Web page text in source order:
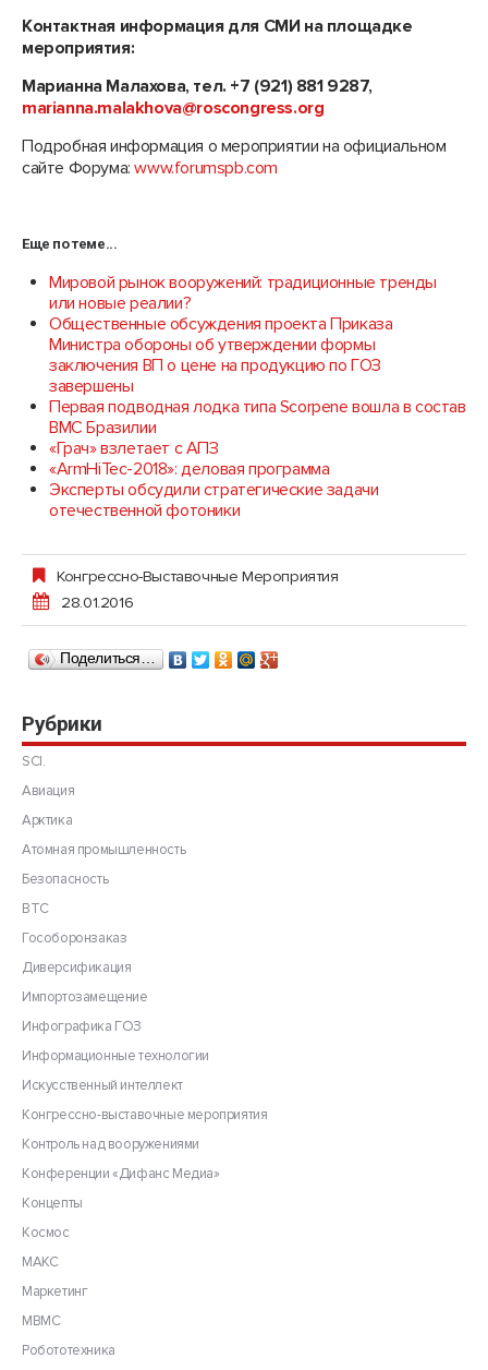
Контактная информация для СМИ на площадке
мероприятия:
Марианна Малахова, тел. +7 (921) 881 9287,
marianna.malakhova@roscongress.org
Подробная информация о мероприятии на официальном
сайте Форума:www.forumspb.com
Еще по теме...
Мировой рынок вооружений: традиционные тренды
или новые реалии?
Общественные обсуждения проекта Приказа
Министра обороны об утверждении формы
заключения ВП о цене на продукцию по ГОЗ
завершены
Первая подводная лодка типа Scorpene вошла в состав
ВМС Бразилии
«Грач» взлетает с АПЗ
«ArmHiTec-2018»: деловая программа
Эксперты обсудили стратегические задачи
отечественной фотоники
Конгрессно-Выставочные Мероприятия
28.01.2016
Поделиться…
Рубрики
SCI.
Авиация
Арктика
Атомная промышленность
Безопасность
ВТС
Гособоронзаказ
Диверсификация
Импортозамещение
Инфографика ГОЗ
Информационные технологии
Искусственный интеллект
Конгрессно-выставочные мероприятия
Контроль над вооружениями
Конференции «Дифанс Медиа»
Концепты
Космос
МАКС
Маркетинг
МВМС
Робототехника